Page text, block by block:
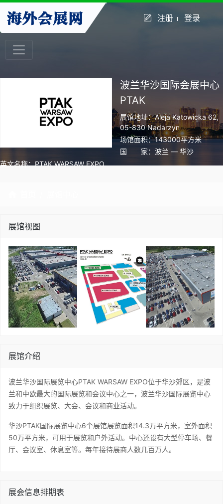
注册 登录
波兰华沙国际会展中心
PTAK
展馆地址：Aleja Katowicka 62,
05-830 Nadarzyn
场馆面积：143000平方米
国 家：波兰 — 华沙
英文名称：PTAK WARSAW EXPO
展馆视图
展馆介绍
波兰华沙国际展览中心PTAK WARSAW EXPO位于华沙郊区，是波
兰和中欧最大的国际展览和会议中心之一， 波兰华沙国际展览中心
致力于组织展览、大会、会议和商业活动。
华沙PTAK国际展览中心6个展馆展览面积14.3万平方米，室外面积
50万平方米，可用于展览和户外活动。中心还设有大型停车场、餐
厅、会议室、休息室等。每年接待展商人数几百万人。
展会信息排期表